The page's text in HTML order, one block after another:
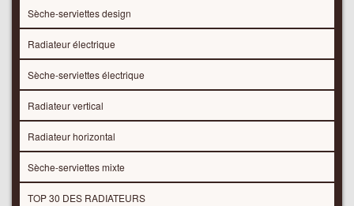
Sèche-serviettes design
Radiateur électrique
Sèche-serviettes électrique
Radiateur vertical
Radiateur horizontal
Sèche-serviettes mixte
TOP 30 DES RADIATEURS